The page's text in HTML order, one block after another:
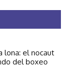
lona: el nocaut
del boxeo